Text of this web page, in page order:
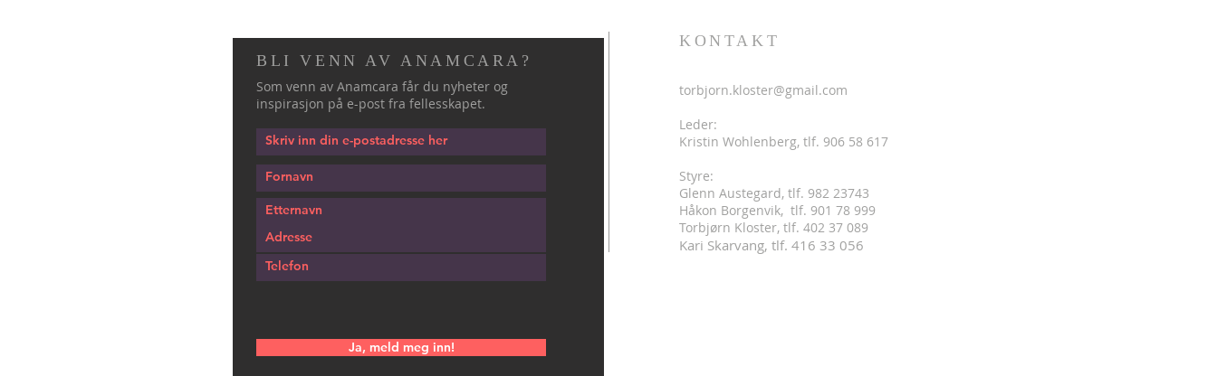
BLI VENN AV ANAMCARA?
Som venn av Anamcara får du nyheter og
inspirasjon på e-post fra fellesskapet.
Ja, meld meg inn!
KONTAKT
torbjorn.kloster@gmail.com
Leder:
Kristin Wohlenberg, tlf. 906 58 617
Styre:
Glenn Austegard, tlf. 982 23743
Håkon Borgenvik, tlf. 901 78 999
Torbjørn Kloster, tlf. 402 37 089
Kari Skarvang, tlf. 416 33 056